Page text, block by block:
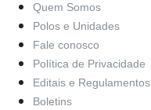
Quem Somos
Polos e Unidades
Fale conosco
Política de Privacidade
Editais e Regulamentos
Boletins